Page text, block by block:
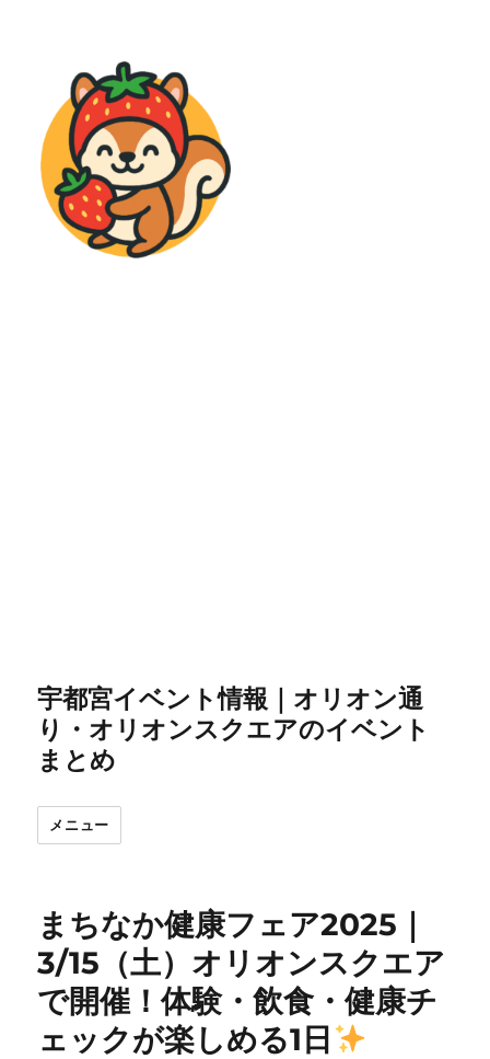
宇都宮イベント情報｜オリオン通
り・オリオンスクエアのイベント
まとめ
メニュー
まちなか健康フェア2025｜
3/15（土）オリオンスクエア
で開催！体験・飲食・健康チ
ェックが楽しめる1日